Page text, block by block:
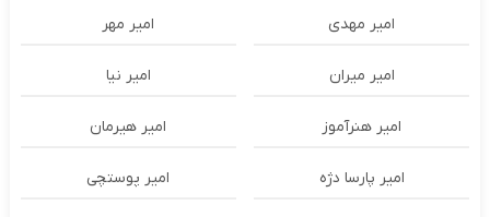
امیر مهدی امیر مهر
امیر میران امیر نیا
امیر هنرآموز امیر هیرمان
امیر پارسا دژه امیر پوستچی